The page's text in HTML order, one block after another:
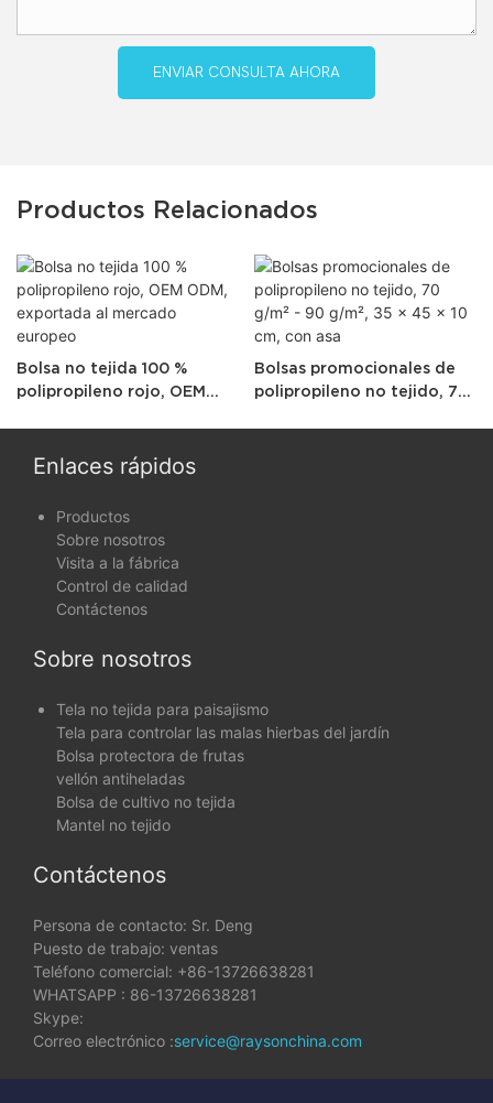
ENVIAR CONSULTA AHORA
Productos Relacionados
Bolsa no tejida 100 %
polipropileno rojo, OEM
Bolsas promocionales de
polipropileno no tejido, 70
Enlaces rápidos
Productos
Sobre nosotros
Visita a la fábrica
Control de calidad
Contáctenos
Sobre nosotros
Tela no tejida para paisajismo
Tela para controlar las malas hierbas del jardín
Bolsa protectora de frutas
vellón antiheladas
Bolsa de cultivo no tejida
Mantel no tejido
Contáctenos
Persona de contacto: Sr. Deng
Puesto de trabajo: ventas
Teléfono comercial: +86-13726638281
WHATSAPP : 86-13726638281
Skype:
Correo electrónico :service@raysonchina.com